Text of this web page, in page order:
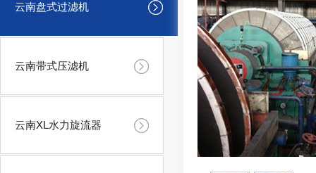
云南盘式过滤机
云南带式压滤机
云南XL水力旋流器